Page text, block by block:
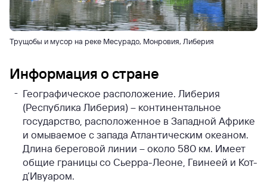
Трущобы и мусор на реке Месурадо, Монровия, Либерия
Информация о стране
Географическое расположение. Либерия
(Республика Либерия) – континентальное
государство, расположенное в Западной Африке
и омываемое с запада Атлантическим океаном.
Длина береговой линии – около 580 км. Имеет
общие границы со Сьерра-Леоне, Гвинеей и Кот-
д’Ивуаром.